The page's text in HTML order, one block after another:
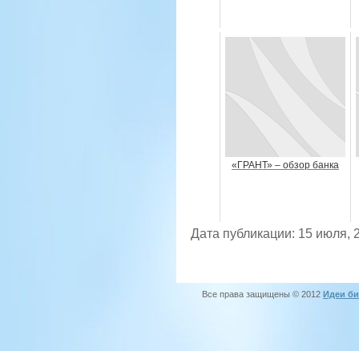
«ГРАНТ» – обзор банка
Дата публикации: 15 июля,
Все права защищены © 2012 Идеи